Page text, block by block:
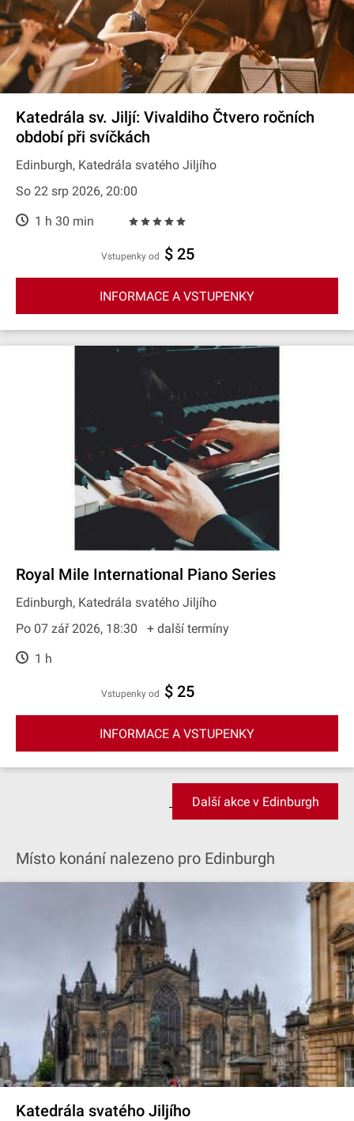
Katedrála sv. Jiljí: Vivaldiho Čtvero ročních
období při svíčkách
Edinburgh, Katedrála svatého Jiljího
So 22 srp 2026, 20:00
1 h 30 min
Vstupenky od $ 25
INFORMACE A VSTUPENKY
Royal Mile International Piano Series
Edinburgh, Katedrála svatého Jiljího
Po 07 zář 2026, 18:30
+ další termíny
1 h
Vstupenky od $ 25
INFORMACE A VSTUPENKY
Další akce v Edinburgh
Místo konání nalezeno pro Edinburgh
Katedrála svatého Jiljího